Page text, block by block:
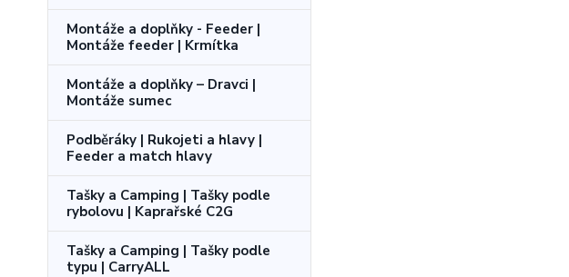
Montáže a doplňky - Feeder |
Montáže feeder | Krmítka
Montáže a doplňky – Dravci |
Montáže sumec
Podběráky | Rukojeti a hlavy |
Feeder a match hlavy
Tašky a Camping | Tašky podle
rybolovu | Kaprařské C2G
Tašky a Camping | Tašky podle
typu | CarryALL